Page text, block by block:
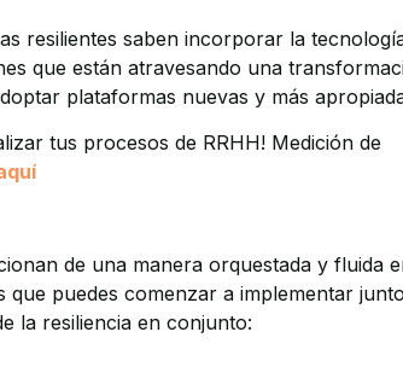
resilientes saben incorporar la
que están atravesando una
plataformas nuevas y más
tus procesos de RRHH! Medición de
de una manera orquestada y fluida
puedes comenzar a implementar
la resiliencia en conjunto: